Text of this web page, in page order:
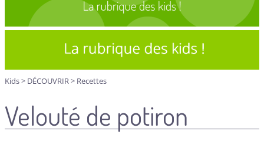
Kids> DÉCOUVRIR> Recettes
Velouté de potiron